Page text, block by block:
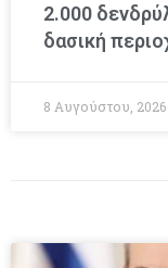
2.000
δασική
8 Αυγούστου, 2026